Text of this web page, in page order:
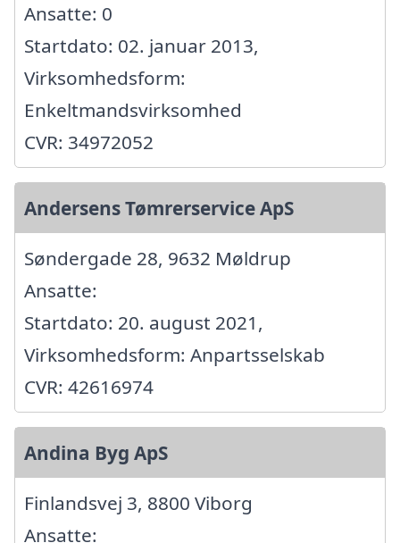
Ansatte: 0
Startdato: 02. januar 2013,
Virksomhedsform:
Enkeltmandsvirksomhed
CVR: 34972052
Andersens Tømrerservice ApS
Søndergade 28, 9632 Møldrup
Ansatte:
Startdato: 20. august 2021,
Virksomhedsform: Anpartsselskab
CVR: 42616974
Andina Byg ApS
Finlandsvej 3, 8800 Viborg
Ansatte: